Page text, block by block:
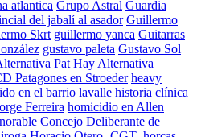
atlantica Grupo Astral Guardia
del jabalí al asador Guillermo
Skrt guillermo yanca Guitarras
gustavo paleta Gustavo Sol
Pat Hay Alternativa
Patagones en Stroeder heavy
en el barrio lavalle historia clínica
Ferreira homicidio en Allen
Concejo Deliberante de